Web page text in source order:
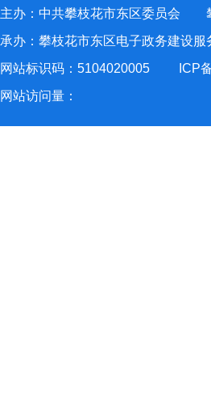
主办：中共攀枝花市东区委员会
承办：攀枝花市东区电子政务建
网站标识码：5104020005
ICP
网站访问量：